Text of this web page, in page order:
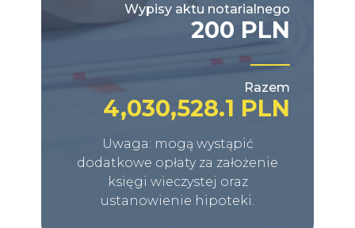
Wypisy aktu notarialnego
200 PLN
Razem
4,030,528.1 PLN
Uwaga: mogą wystąpić
dodatkowe opłaty za założenie
księgi wieczystej oraz
ustanowienie hipoteki.